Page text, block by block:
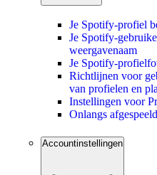
Je Spotify-profiel
Je Spotify-
weergavenaam
Je Spotify-
Richtlijnen voor
van profielen en
Instellingen voor
Onlangs
Accountinstellingen